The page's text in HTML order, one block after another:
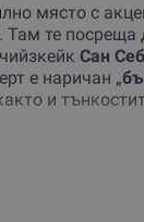
място с
. Там те посреща
Сан
е наричан „
и
Всяка